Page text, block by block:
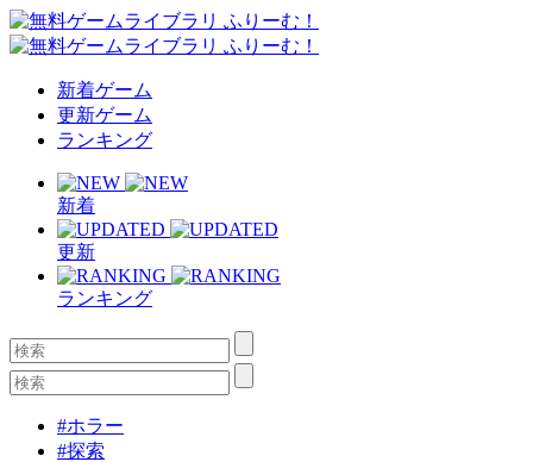
新着ゲーム
更新ゲーム
ランキング
新着
更新
ランキング
#ホラー
#探索